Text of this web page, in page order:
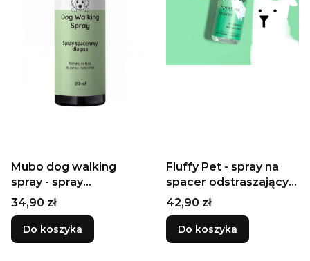
Mubo dog walking
spray - spray
spacerowy dla psa z
naturalnymi olejkami
eterycznymi 250ml
Cena
34,90 zł
Do koszyka
Fluffy Pet - spray na
spacer odstraszający
owady 150ml
Cena
42,90 zł
Do koszyka